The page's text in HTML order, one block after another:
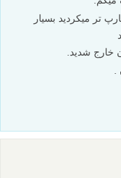
تر میکردید بسیار
خارج شدید.